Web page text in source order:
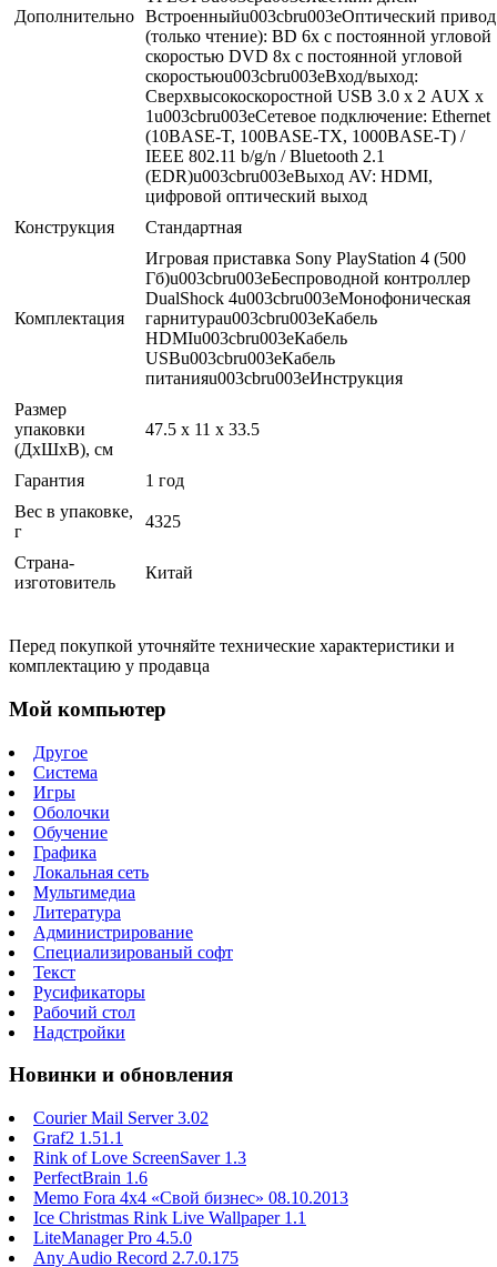
Дополнительно Встроенныйu003cbru003eОптический привод
(только чтение): BD 6x с постоянной угловой
скоростью DVD 8x с постоянной угловой
скоростьюu003cbru003eВход/выход:
Сверхвысокоскоростной USB 3.0 х 2 AUX х
1u003cbru003eСетевое подключение: Ethernet
(10BASE-T, 100BASE-TX, 1000BASE-T) /
IEEE 802.11 b/g/n / Bluetooth 2.1
(EDR)u003cbru003eВыход AV: HDMI,
цифровой оптический выход
Конструкция
Стандартная
Комплектация
Игровая приставка Sony PlayStation 4 (500
Гб)u003cbru003eБеспроводной контроллер
DualShock 4u003cbru003eМонофоническая
гарнитураu003cbru003eКабель
HDMIu003cbru003eКабель
USBu003cbru003eКабель
питанияu003cbru003eИнструкция
Размер
упаковки
(ДхШхВ), см
47.5 x 11 x 33.5
Гарантия
1 год
Вес в упаковке,
г
4325
Страна-
изготовитель
Китай
Перед покупкой уточняйте технические характеристики и
комплектацию у продавца
Мой компьютер
Другое
Система
Игры
Оболочки
Обучение
Графика
Локальная сеть
Мультимедиа
Литература
Администрирование
Специализированый софт
Текст
Русификаторы
Рабочий стол
Надстройки
Новинки и обновления
Courier Mail Server 3.02
Graf2 1.51.1
Rink of Love ScreenSaver 1.3
PerfectBrain 1.6
Memo Fora 4x4 «Свой бизнес» 08.10.2013
Ice Christmas Rink Live Wallpaper 1.1
LiteManager Pro 4.5.0
Any Audio Record 2.7.0.175